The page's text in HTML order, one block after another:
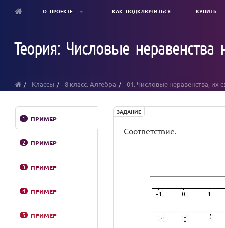
content
О ПРОЕКТЕ КАК ПОДКЛЮЧИТЬСЯ КУПИТЬ
Теория: Числовые неравенства
Классы 8 класс. Алгебра 01. Числовые неравенства, их
1 ПРИМЕР
2 ПРИМЕР
3 ПРИМЕР
4 ПРИМЕР
5 ПРИМЕР
ЗАДАНИЕ
Соответствие.